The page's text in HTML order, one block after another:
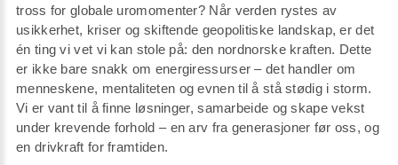
tross for globale uromomenter? Når verden rystes av
usikkerhet, kriser og skiftende geopolitiske landskap, er det
én ting vi vet vi kan stole på: den nordnorske kraften. Dette
er ikke bare snakk om energiressurser – det handler om
menneskene, mentaliteten og evnen til å stå stødig i storm.
Vi er vant til å finne løsninger, samarbeide og skape vekst
under krevende forhold – en arv fra generasjoner før oss, og
en drivkraft for framtiden.